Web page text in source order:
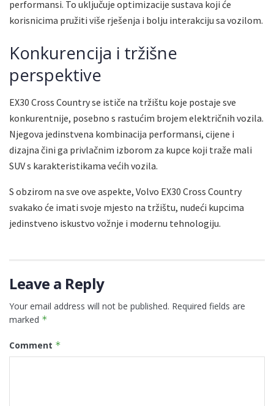
performansi. To uključuje optimizacije sustava koji će
korisnicima pružiti više rješenja i bolju interakciju sa vozilom.
Konkurencija i tržišne
perspektive
EX30 Cross Country se ističe na tržištu koje postaje sve
konkurentnije, posebno s rastućim brojem električnih vozila.
Njegova jedinstvena kombinacija performansi, cijene i
dizajna čini ga privlačnim izborom za kupce koji traže mali
SUV s karakteristikama većih vozila.
S obzirom na sve ove aspekte, Volvo EX30 Cross Country
svakako će imati svoje mjesto na tržištu, nudeći kupcima
jedinstveno iskustvo vožnje i modernu tehnologiju.
Leave a Reply
Your email address will not be published. Required fields are
marked *
Comment *